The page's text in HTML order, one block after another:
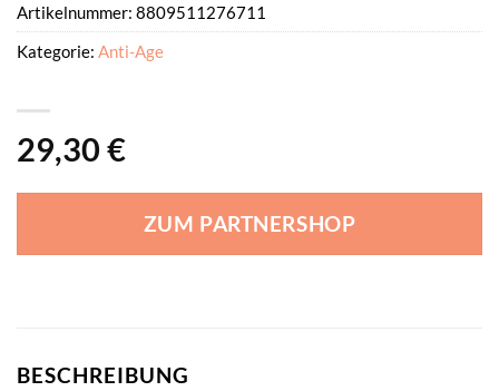
29,30 €
ZUM PARTNERSHOP
Artikelnummer: 8809511276711
Kategorie: Anti-Age
BESCHREIBUNG